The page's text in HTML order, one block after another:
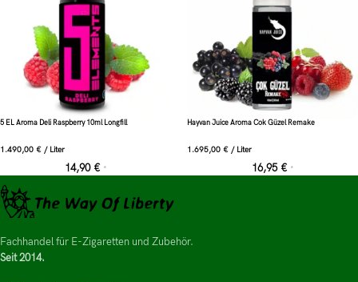
5 EL Aroma Deli Raspberry 10ml Longfill
1.490,00 € / Liter
14,90 € *
Hayvan Juice Aroma Cok Güzel Remake
1.695,00 € / Liter
16,95 € *
Fachhandel für E-Zigaretten und Zubehör.
Seit 2014.